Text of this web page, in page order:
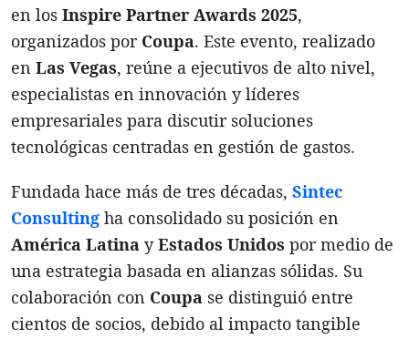
en los Inspire Partner Awards 2025,
organizados por Coupa. Este evento, realizado
en Las Vegas, reúne a ejecutivos de alto nivel,
especialistas en innovación y líderes
empresariales para discutir soluciones
tecnológicas centradas en gestión de gastos.
Fundada hace más de tres décadas, Sintec
Consulting ha consolidado su posición en
América Latina yEstados Unidos por medio de
una estrategia basada en alianzas sólidas. Su
colaboración con Coupa se distinguió entre
cientos de socios, debido al impacto tangible